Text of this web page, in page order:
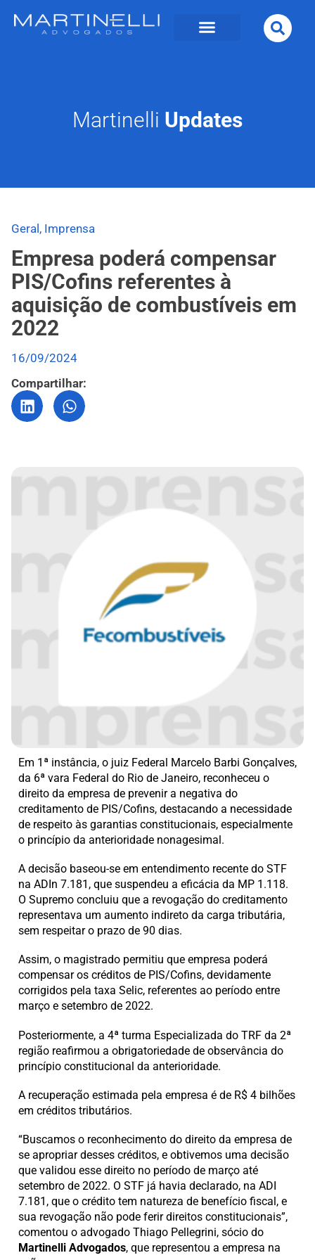
Martinelli Updates
Geral , Imprensa
Empresa poderá compensar
PIS/Cofins referentes à
aquisição de combustíveis em
2022
16/09/2024
Compartilhar:
Em 1ª instância, o juiz Federal Marcelo Barbi Gonçalves,
da 6ª vara Federal do Rio de Janeiro, reconheceu o
direito da empresa de prevenir a negativa do
creditamento de PIS/Cofins, destacando a necessidade
de respeito às garantias constitucionais, especialmente
o princípio da anterioridade nonagesimal.
A decisão baseou-se em entendimento recente do STF
na ADIn 7.181, que suspendeu a eficácia da MP 1.118.
O Supremo concluiu que a revogação do creditamento
representava um aumento indireto da carga tributária,
sem respeitar o prazo de 90 dias.
Assim, o magistrado permitiu que empresa poderá
compensar os créditos de PIS/Cofins, devidamente
corrigidos pela taxa Selic, referentes ao período entre
março e setembro de 2022.
Posteriormente, a 4ª turma Especializada do TRF da 2ª
região reafirmou a obrigatoriedade de observância do
princípio constitucional da anterioridade.
A recuperação estimada pela empresa é de R$ 4 bilhões
em créditos tributários.
“Buscamos o reconhecimento do direito da empresa de
se apropriar desses créditos, e obtivemos uma decisão
que validou esse direito no período de março até
setembro de 2022. O STF já havia declarado, na ADI
7.181, que o crédito tem natureza de benefício fiscal, e
sua revogação não pode ferir direitos constitucionais”,
comentou o advogado Thiago Pellegrini, sócio do
Martinelli Advogados, que representou a empresa na